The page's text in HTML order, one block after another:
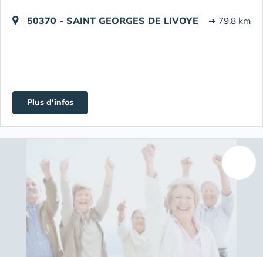
50370 - SAINT GEORGES DE LIVOYE ➔ 79.8 km
Plus d'infos